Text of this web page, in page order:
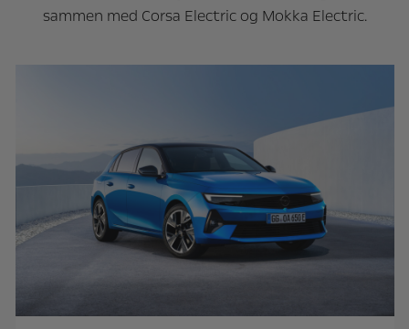
sammen med Corsa Electric og Mokka Electric.